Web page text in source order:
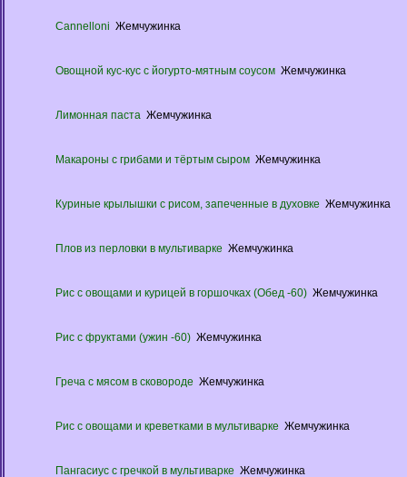
Cannelloni Жемчужинка
Овощной кус-кус с йогурто-мятным соусом Жемчужинка
Лимонная паста Жемчужинка
Макароны с грибами и тёртым сыром Жемчужинка
Куриные крылышки с рисом, запеченные в духовке Жемчужинка
Плов из перловки в мультиварке Жемчужинка
Рис с овощами и курицей в горшочках (Обед -60) Жемчужинка
Рис с фруктами (ужин -60) Жемчужинка
Греча с мясом в сковороде Жемчужинка
Рис с овощами и креветками в мультиварке Жемчужинка
Пангасиус с гречкой в мультиварке Жемчужинка